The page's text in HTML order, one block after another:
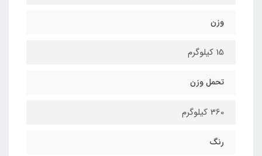
وزن
15 کیلوگرم
تحمل وزن
360 کیلوگرم
رنگ